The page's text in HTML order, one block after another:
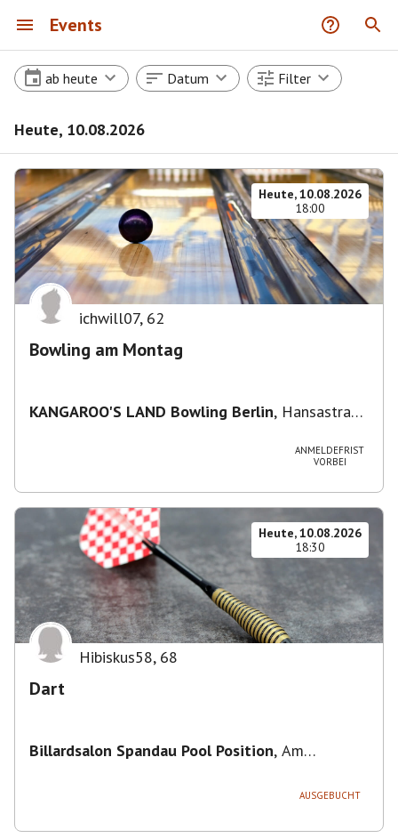
Events
ab heute Datum Filter
Heute, 10.08.2026
Heute, 10.08.2026
18:00
ichwill07, 62
Bowling am Montag
KANGAROO'S LAND Bowling Berlin, Hansastraße
ANMELDEFRIST
VORBEI
Heute, 10.08.2026
18:30
Hibiskus58, 68
Dart
Billardsalon Spandau Pool Position, Am
AUSGEBUCHT